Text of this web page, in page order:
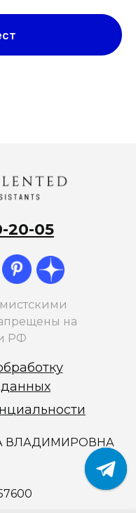
ВЛАДИМИРОВНА
20-05
на
РФ